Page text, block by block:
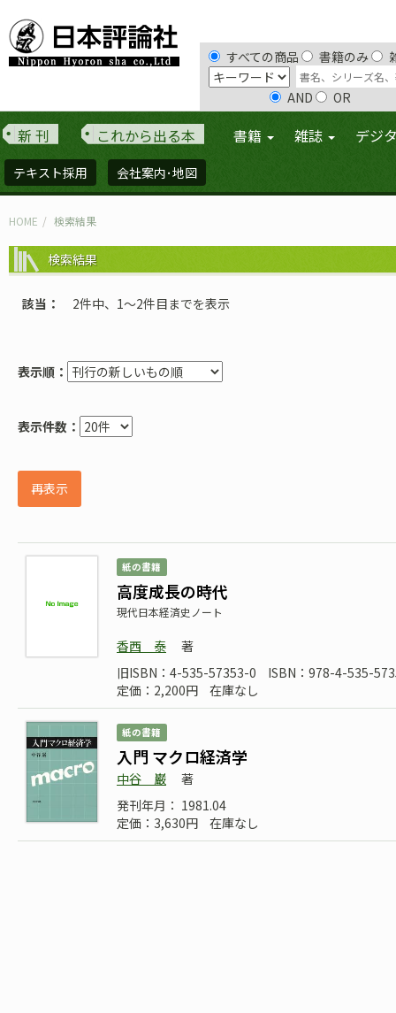
すべての商品 書籍のみ
AND OR
新 刊 これから出る本 書籍 雑誌 デジ
テキスト採用 会社案内･地図
HOME 検索結果
検索結果
該当 2件中、1〜2件目までを表示
表示順：
表示件数：
再表示
紙の書籍
高度成長の時代
現代日本経済史ノート
香西 泰
著
旧ISBN：4-535-57353-0
ISBN：978-4-535-
定価：2,200円
在庫なし
紙の書籍
入門 マクロ経済学
中谷 巌
著
発刊年月： 1981.04
定価：3,630円
在庫なし